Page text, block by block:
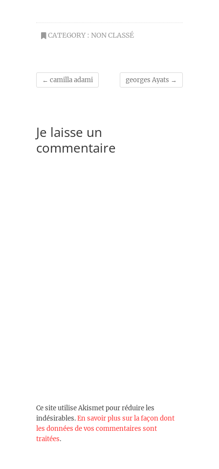
CATEGORY : NON CLASSÉ
← camilla adami georges Ayats →
Je laisse un
commentaire
Ce site utilise Akismet pour réduire les
indésirables.En savoir plus sur la façon dont
les données de vos commentaires sont
traitées.